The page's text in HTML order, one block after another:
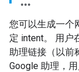
您可以生成一个
定 intent。 用户
助理链接（以前
Google 助理，